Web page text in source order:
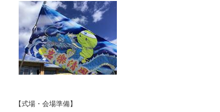
【式場・会場準備】